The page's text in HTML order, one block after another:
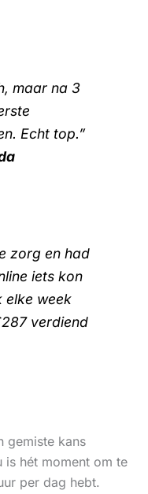
maar na 3
Echt top.”
zorg en had
iets kon
elke week
verdiend
gemiste kans
is hét moment om te
per dag hebt.